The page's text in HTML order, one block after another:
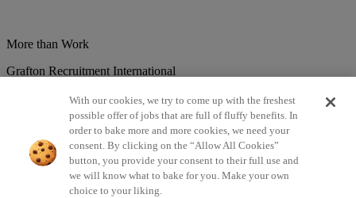
More than Work
Grafton Recruitment International
Brazil Bulgaria Colombia Croatia Czech Republic
Estonsko France Germany Great Britain Hungary
Lithuania Lotyšsko Mexico Netherlands Norway Poland
Portugal Romania Serbia Slovakia Spain Switzerland Turkey
©2026 All rights reserved Grafton Recruitment
Privacy Policy Cookies Policy
With our cookies, we try to come up with the freshest
possible offer of jobs that are full of fluffy benefits. In
order to bake more and more cookies, we need your
consent. By clicking on the “Allow All Cookies”
button, you provide your consent to their full use and
we will know what to bake for you. Make your own
choice to your liking.